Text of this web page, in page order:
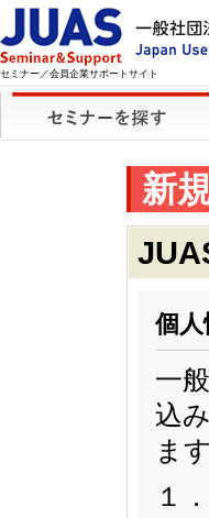
セミナー／会員企業サポートサイト
新
個
一
込
ます
１